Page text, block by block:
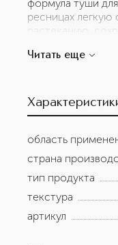
формула туши
ресницах
растеканию,
форму.Благодаря
Читать еще
область
страна
тип продукта
текстура
артикул